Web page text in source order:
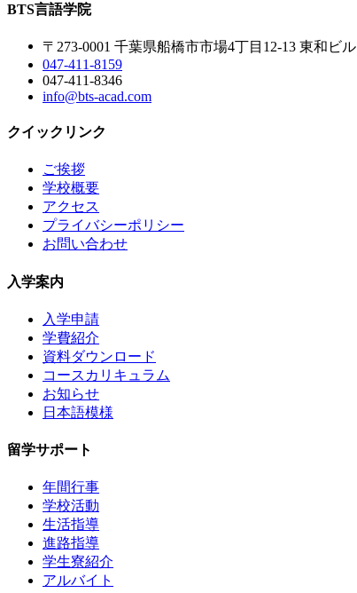
BTS言語学院
〒273-0001 千葉県船橋市市場4丁目12-13 東和ビル
047-411-8159
047-411-8346
info@bts-acad.com
クイックリンク
ご挨拶
学校概要
アクセス
プライバシーポリシー
お問い合わせ
入学案内
入学申請
学費紹介
資料ダウンロード
コースカリキュラム
お知らせ
日本語模様
留学サポート
年間行事
学校活動
生活指導
進路指導
学生寮紹介
アルバイト